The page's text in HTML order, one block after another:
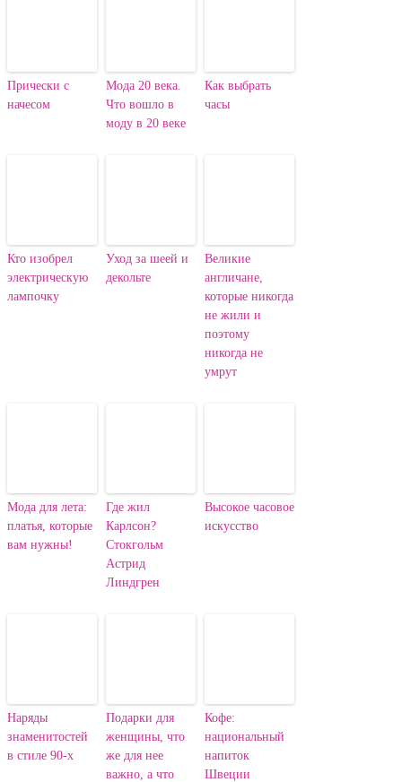
Прически с
начесом
Мода 20 века.
Что вошло в
моду в 20 веке
Как выбрать
часы
Кто изобрел
электрическую
лампочку
Уход за шеей и
декольте
Великие
англичане,
которые никогда
не жили и
поэтому
никогда не
умрут
Мода для лета:
платья, которые
вам нужны!
Где жил
Карлсон?
Стокгольм
Астрид
Линдгрен
Высокое часовое
искусство
Наряды
знаменитостей
в стиле 90-х
Подарки для
женщины, что
же для нее
важно, а что
Кофе:
национальный
напиток
Швеции